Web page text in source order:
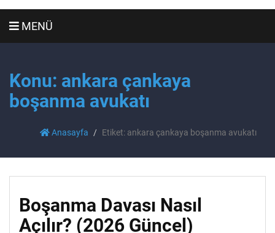
MENÜ
Konu: ankara çankaya
boşanma avukatı
Anasayfa Etiket: ankara çankaya boşanma avukatı
Boşanma Davası Nasıl
Açılır? (2026 Güncel)